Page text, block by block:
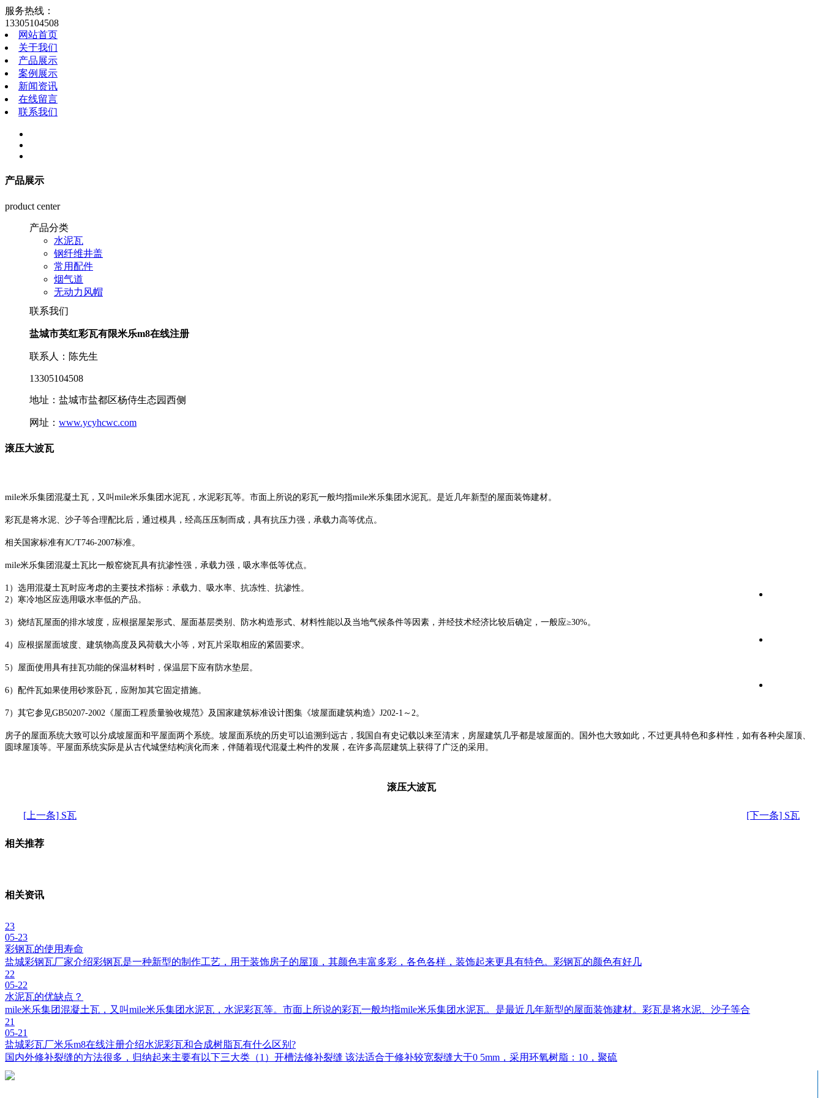
服务热线：
13305104508
网站首页
关于我们
产品展示
案例展示
新闻资讯
在线留言
联系我们
产品展示
product center
产品分类
水泥瓦
钢纤维井盖
常用配件
烟气道
无动力风帽
联系我们
盐城市英红彩瓦有限米乐m8在线注册
联系人：陈先生
13305104508
地址：盐城市盐都区杨侍生态园西侧
网址： www.ycyhcwc.com
滚压大波瓦
mile米乐集团混凝土瓦，又叫mile米乐集团水泥瓦，水泥彩瓦等。市面上所说的彩瓦一般均指mile米乐集团水泥瓦。是近几年新型的屋面装饰建材。
彩瓦是将水泥、沙子等合理配比后，通过模具，经高压压制而成，具有抗压力强，承载力高等优点。
相关国家标准有JC/T746-2007标准。
mile米乐集团混凝土瓦比一般窑烧瓦具有抗渗性强，承载力强，吸水率低等优点。
1）选用混凝土瓦时应考虑的主要技术指标：承载力、吸水率、抗冻性、抗渗性。
2）寒冷地区应选用吸水率低的产品。
3）烧结瓦屋面的排水坡度，应根据屋架形式、屋面基层类别、防水构造形式、材料性能以及当地气候条件等因素，并经技术经济比较后确定，一般应≥30%。
4）应根据屋面坡度、建筑物高度及风荷载大小等，对瓦片采取相应的紧固要求。
5）屋面使用具有挂瓦功能的保温材料时，保温层下应有防水垫层。
6）配件瓦如果使用砂浆卧瓦，应附加其它固定措施。
7）其它参见GB50207-2002《屋面工程质量验收规范》及国家建筑标准设计图集《坡屋面建筑构造》J202-1～2。
房子的屋面系统大致可以分成坡屋面和平屋面两个系统。坡屋面系统的历史可以追溯到远古，我国自有史记载以来至清末，房屋建筑几乎都是坡屋面的。国外也大致如此，不过更具特色和多样性，如有各种尖屋顶、
圆球屋顶等。平屋面系统实际是从古代城堡结构演化而来，伴随着现代混凝土构件的发展，在许多高层建筑上获得了广泛的采用。
滚压大波瓦
[上一条] S瓦 [下一条] S瓦
相关推荐
相关资讯
23
05-23
彩钢瓦的使用寿命
盐城彩钢瓦厂家介绍彩钢瓦是一种新型的制作工艺，用于装饰房子的屋顶，其颜色丰富多彩，各色各样，装饰起来更具有特色。彩钢瓦的颜色有好几
22
05-22
水泥瓦的优缺点？
mile米乐集团混凝土瓦，又叫mile米乐集团水泥瓦，水泥彩瓦等。市面上所说的彩瓦一般均指mile米乐集团水泥瓦。是最近几年新型的屋面装饰建材。彩瓦是将水泥、沙子等合
21
05-21
盐城彩瓦厂米乐m8在线注册介绍水泥彩瓦和合成树脂瓦有什么区别?
国内外修补裂缝的方法很多，归纳起来主要有以下三大类（1）开槽法修补裂缝 该法适合于修补较宽裂缝大于0 5mm，采用环氧树脂：10，聚硫